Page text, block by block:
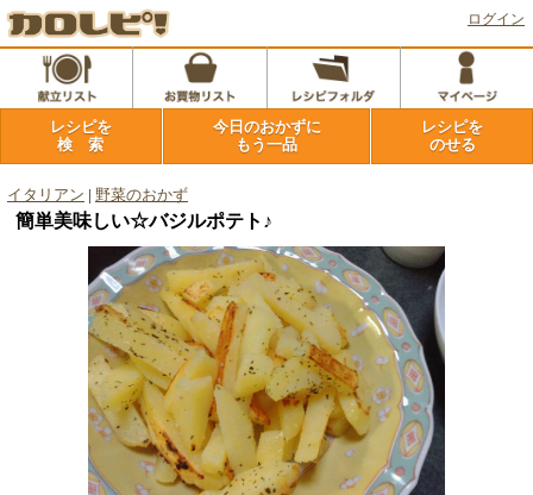
ログイン
レシピを
検 索
今日のおかずに
もう一品
レシピを
のせる
イタリアン 野菜のおかず
簡単美味しい☆バジルポテト♪